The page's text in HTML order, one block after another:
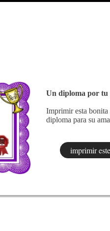
Un diploma por tu
Imprimir esta bonita
diploma para su